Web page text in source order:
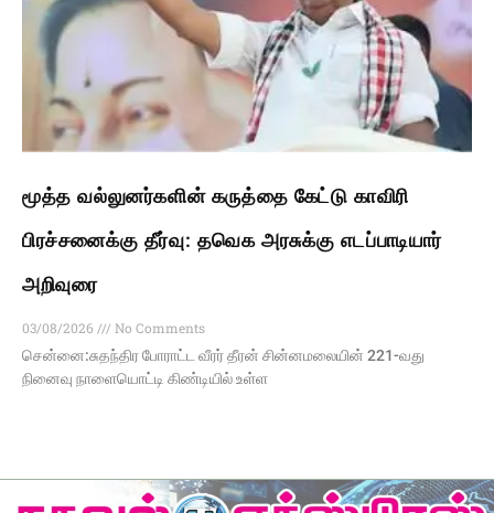
மூத்த வல்லுனர்களின் கருத்தை கேட்டு காவிரி
பிரச்சனைக்கு தீர்வு: தவெக அரசுக்கு எடப்பாடியார்
அறிவுரை
03/08/2026
No Comments
சென்னை:சுதந்திர போராட்ட வீரர் தீரன் சின்னமலையின் 221-வது
நினைவு நாளையொட்டி கிண்டியில் உள்ள